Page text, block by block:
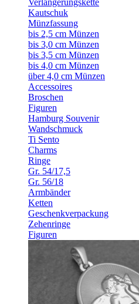
Kautschuk
Münzfassung
bis 2,5 cm Münzen
bis 3,0 cm Münzen
bis 3,5 cm Münzen
bis 4,0 cm Münzen
über 4,0 cm Münzen
Accessoires
Broschen
Figuren
Hamburg Souvenir
Wandschmuck
Ti Sento
Charms
Ringe
Gr. 54/17,5
Gr. 56/18
Armbänder
Ketten
Geschenkverpackung
Zehenringe
Figuren